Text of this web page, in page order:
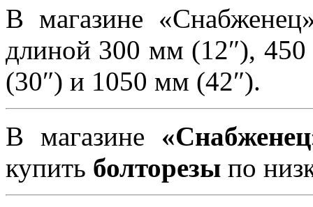
В магазине
длиной 300 мм (12″),
(30″) и 1050 мм (42″).
В магазине
купить болторезы по